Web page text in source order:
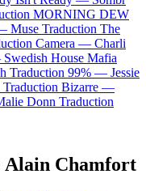
MORNING DEW
Muse Traduction The
Camera — Charli
Swedish House Mafia
Traduction 99% — Jessie
Traduction Bizarre —
Donn Traduction
Alain Chamfort